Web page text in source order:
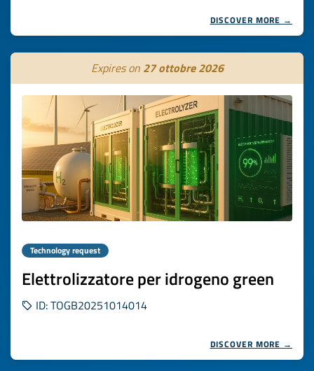
DISCOVER MORE →
Expires on 27 ottobre 2026
Technology request
Elettrolizzatore per idrogeno green
ID: TOGB20251014014
DISCOVER MORE →